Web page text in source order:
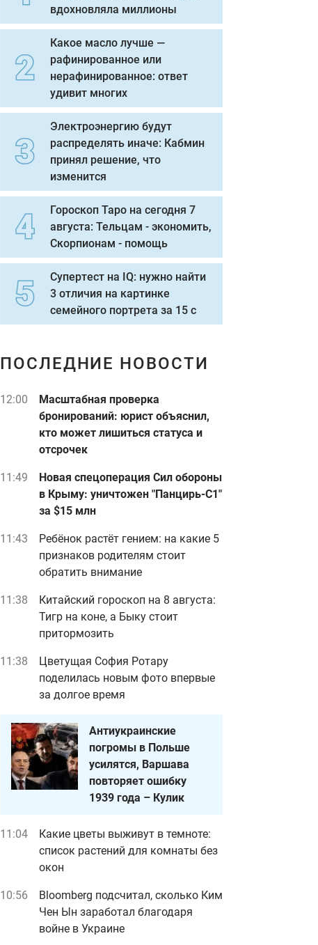
вдохновляла миллионы
Какое масло лучше —
рафинированное или
нерафинированное: ответ
удивит многих
Электроэнергию будут
распределять иначе: Кабмин
принял решение, что
изменится
Гороскоп Таро на сегодня 7
августа: Тельцам - экономить,
Скорпионам - помощь
Супертест на IQ: нужно найти
3 отличия на картинке
семейного портрета за 15 с
ПОСЛЕДНИЕ НОВОСТИ
12:00
Масштабная проверка
бронирований: юрист объяснил,
кто может лишиться статуса и
отсрочек
11:49
Новая спецоперация Сил обороны
в Крыму: уничтожен "Панцирь-С1"
за $15 млн
11:43
Ребёнок растёт гением: на какие 5
признаков родителям стоит
обратить внимание
11:38
Китайский гороскоп на 8 августа:
Тигр на коне, а Быку стоит
притормозить
11:38
Цветущая София Ротару
поделилась новым фото впервые
за долгое время
Антиукраинские
погромы в Польше
усилятся, Варшава
повторяет ошибку
1939 года – Кулик
11:04
Какие цветы выживут в темноте:
список растений для комнаты без
окон
10:56
Bloomberg подсчитал, сколько Ким
Чен Ын заработал благодаря
войне в Украине